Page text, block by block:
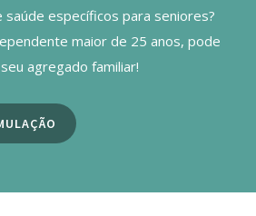
específicos para seniores?
maior de 25 anos, pode
agregado familiar!